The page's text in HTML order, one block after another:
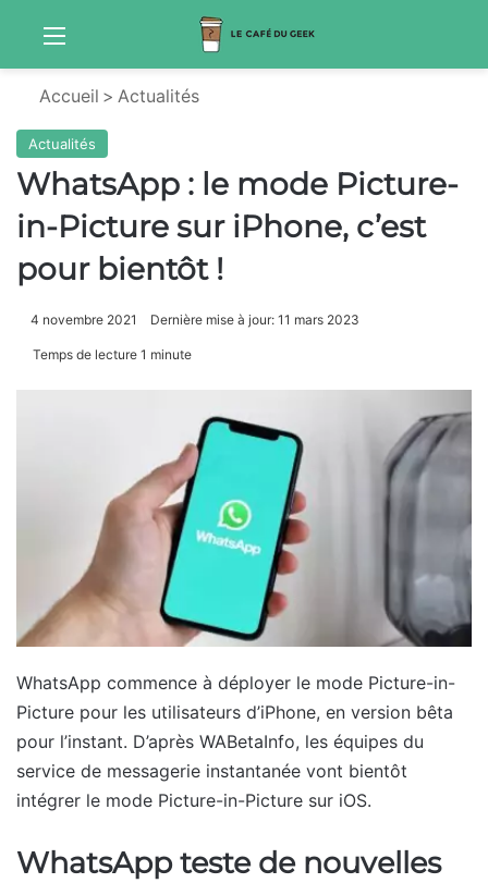
Menu
Accueil > Actualités
Actualités
WhatsApp : le mode Picture-
in-Picture sur iPhone, c’est
pour bientôt !
4 novembre 2021 Dernière mise à jour: 11 mars 2023
Temps de lecture 1 minute
WhatsApp commence à déployer le mode Picture-in-
Picture pour les utilisateurs d’iPhone, en version bêta
pour l’instant. D’après WABetaInfo, les équipes du
service de messagerie instantanée vont bientôt
intégrer le mode Picture-in-Picture sur iOS.
WhatsApp teste de nouvelles